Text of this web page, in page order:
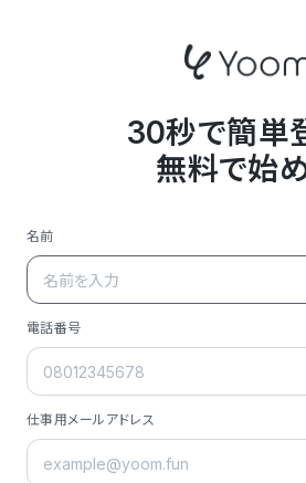
30秒で簡単
無料で始
名前
電話番号
仕事用メールアドレス